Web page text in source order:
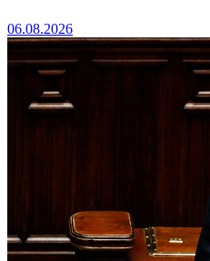
06.08.2026